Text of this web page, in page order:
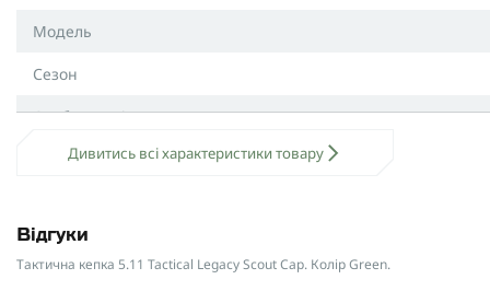
Модель
Сезон
Особливості
КолірДивитись всі характеристики товару
Відгуки
Тактична кепка 5.11 Tactical Legacy Scout Cap. Колір Green.